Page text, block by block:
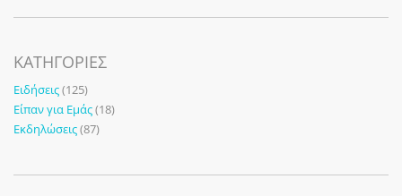
KΑΤΗΓΟΡΊΕΣ
Ειδήσεις(125)
Είπαν για Εμάς(18)
Εκδηλώσεις(87)